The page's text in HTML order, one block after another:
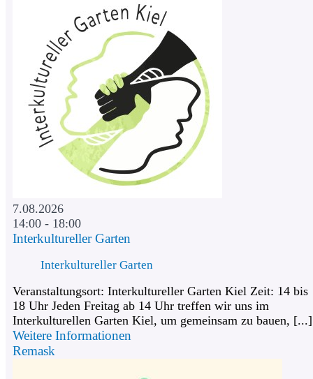
7.08.2026
14:00 - 18:00
Interkultureller Garten
Interkultureller Garten
Veranstaltungsort: Interkultureller Garten Kiel Zeit: 14 bis
18 Uhr Jeden Freitag ab 14 Uhr treffen wir uns im
Interkulturellen Garten Kiel, um gemeinsam zu bauen, [...]
Weitere Informationen
Remask